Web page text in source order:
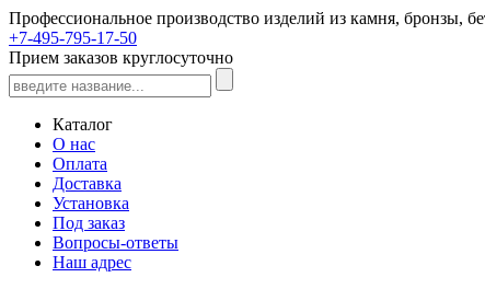
Профессиональное производство изделий из камня, бронзы,
+7-495-795-17-50
Прием заказов круглосуточно
Каталог
О нас
Оплата
Доставка
Установка
Под заказ
Вопросы-ответы
Наш адрес